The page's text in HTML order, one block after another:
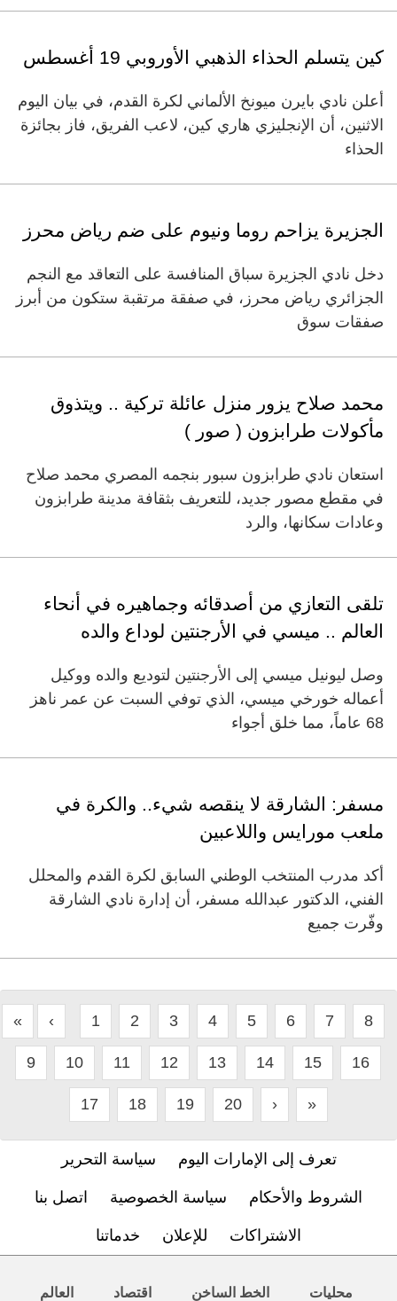
كين يتسلم الحذاء الذهبي الأوروبي 19 أغسطس
أعلن نادي بايرن ميونخ الألماني لكرة القدم، في بيان اليوم
الاثنين، أن الإنجليزي هاري كين، لاعب الفريق، فاز بجائزة
الحذاء
الجزيرة يزاحم روما ونيوم على ضم رياض محرز
دخل نادي الجزيرة سباق المنافسة على التعاقد مع النجم
الجزائري رياض محرز، في صفقة مرتقبة ستكون من أبرز
صفقات سوق
محمد صلاح يزور منزل عائلة تركية .. ويتذوق
مأكولات طرابزون ( صور )
استعان نادي طرابزون سبور بنجمه المصري محمد صلاح
في مقطع مصور جديد، للتعريف بثقافة مدينة طرابزون
وعادات سكانها، والرد
تلقى التعازي من أصدقائه وجماهيره في أنحاء
العالم .. ميسي في الأرجنتين لوداع والده
وصل ليونيل ميسي إلى الأرجنتين لتوديع والده ووكيل
أعماله خورخي ميسي، الذي توفي السبت عن عمر ناهز
68 عاماً، مما خلق أجواء
مسفر: الشارقة لا ينقصه شيء.. والكرة في
ملعب مورايس واللاعبين
أكد مدرب المنتخب الوطني السابق لكرة القدم والمحلل
الفني، الدكتور عبدالله مسفر، أن إدارة نادي الشارقة
وفّرت جميع
« ‹ 1 2 3 4 5 6 7 8
9 10 11 12 13 14 15 16
17 18 19 20 › »
تعرف إلى الإمارات اليوم سياسة التحرير
الشروط والأحكام سياسة الخصوصية اتصل بنا
الاشتراكات للإعلان خدماتنا
محليات الخط الساخن اقتصاد العالم